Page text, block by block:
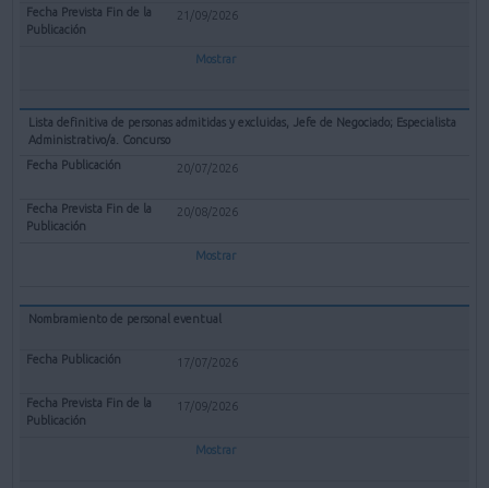
21/09/2026
Mostrar
Lista definitiva de personas admitidas y excluidas, Jefe de Negociado; Especialista
Administrativo/a. Concurso
20/07/2026
20/08/2026
Mostrar
Nombramiento de personal eventual
17/07/2026
17/09/2026
Mostrar